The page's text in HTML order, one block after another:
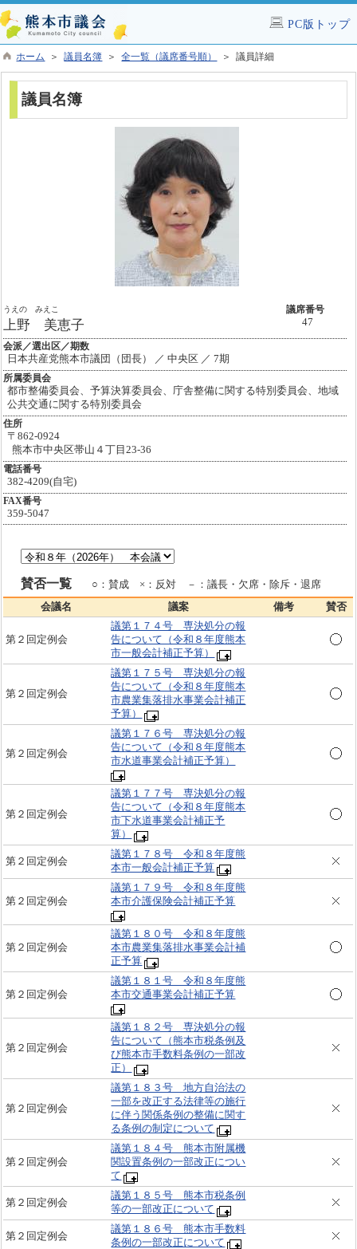
PC版トップ
ホーム ＞議員名簿 ＞全一覧（議席番号順） ＞ 議員詳細
議員名簿
うえの みえこ
上野 美恵子
議席番号
47
会派／選出区／期数
日本共産党熊本市議団（団長） ／ 中央区 ／ 7期
所属委員会
都市整備委員会、予算決算委員会、庁舎整備に関する特別委員会、地域
公共交通に関する特別委員会
住所
〒862-0924
熊本市中央区帯山４丁目23-36
電話番号
382-4209(自宅)
FAX番号
359-5047
賛否一覧 ○：賛成 ×：反対 －：議長・欠席・除斥・退席
会議名 議案 備考 賛否
第２回定例会
議第１７４号 専決処分の報
告について（令和８年度熊本
市一般会計補正予算）
第２回定例会
議第１７５号 専決処分の報
告について（令和８年度熊本
市農業集落排水事業会計補正
予算）
第２回定例会
議第１７６号 専決処分の報
告について（令和８年度熊本
市水道事業会計補正予算）
第２回定例会
議第１７７号 専決処分の報
告について（令和８年度熊本
市下水道事業会計補正予
算）
第２回定例会
議第１７８号 令和８年度熊
本市一般会計補正予算
第２回定例会
議第１７９号 令和８年度熊
本市介護保険会計補正予算
第２回定例会
議第１８０号 令和８年度熊
本市農業集落排水事業会計補
正予算
第２回定例会
議第１８１号 令和８年度熊
本市交通事業会計補正予算
第２回定例会
議第１８２号 専決処分の報
告について（熊本市税条例及
び熊本市手数料条例の一部改
正）
第２回定例会
議第１８３号 地方自治法の
一部を改正する法律等の施行
に伴う関係条例の整備に関す
る条例の制定について
第２回定例会
議第１８４号 熊本市附属機
関設置条例の一部改正につい
て
第２回定例会
議第１８５号 熊本市税条例
等の一部改正について
第２回定例会
議第１８６号 熊本市手数料
条例の一部改正について